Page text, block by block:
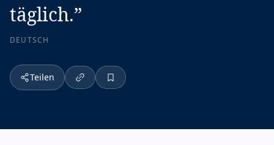
täglich.”
DEUTSCH
Teilen